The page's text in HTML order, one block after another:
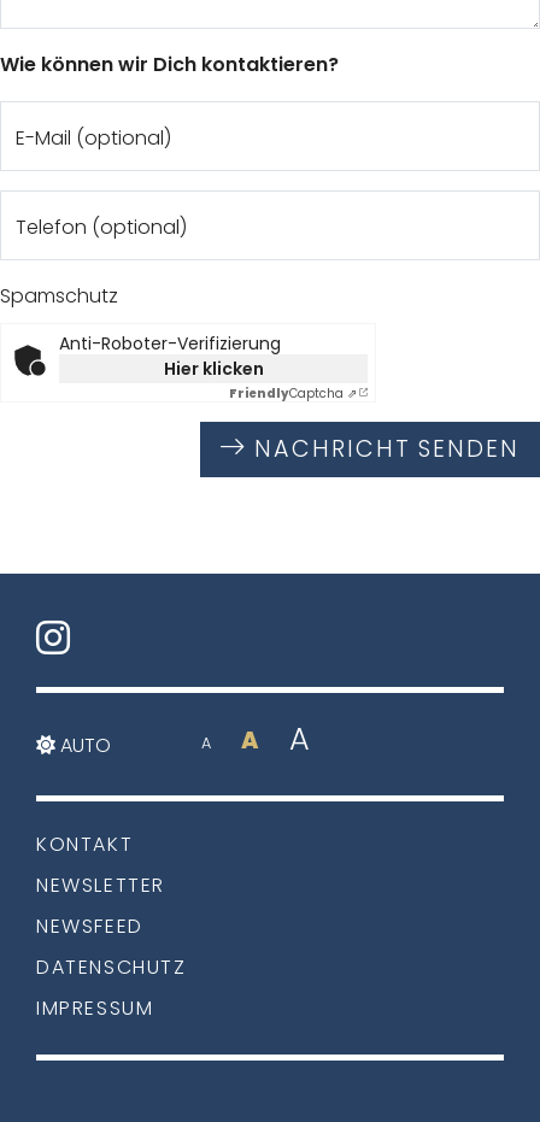
Wie können wir Dich kontaktieren?
E-Mail (optional)
Telefon (optional)
Spamschutz
Anti-Roboter-Verifizierung
Hier klicken
FriendlyCaptcha ⇗
NACHRICHT SENDEN
AUTO A A A
KONTAKT
NEWSLETTER
NEWSFEED
DATENSCHUTZ
IMPRESSUM